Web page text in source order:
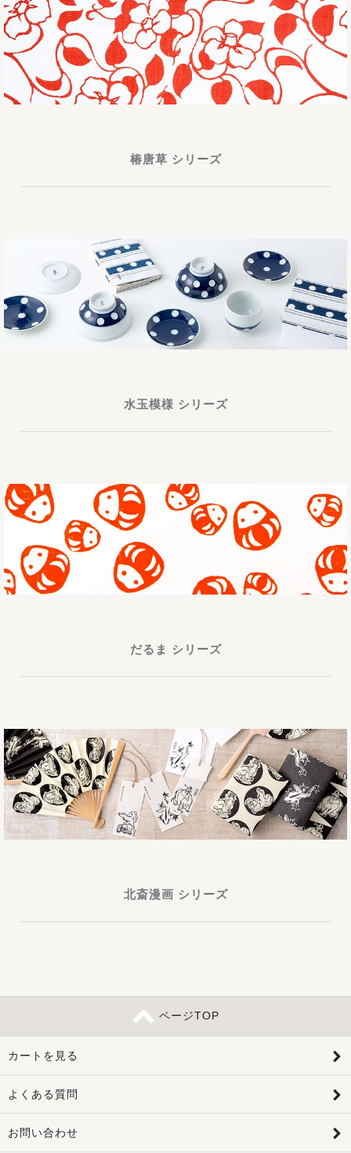
椿唐草 シリーズ
水玉模様 シリーズ
だるま シリーズ
北斎漫画 シリーズ
ページTOP
カートを見る
よくある質問
お問い合わせ